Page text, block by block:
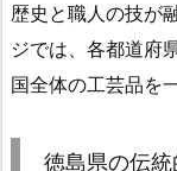
歴史と職人の技が
ジでは、各都道府
国全体の工芸品を
徳島県の伝